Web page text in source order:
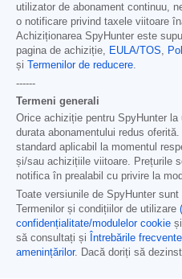
utilizator de abonament continuu,
o notificare privind taxele viitoare
Achiziționarea SpyHunter este
pagina de achiziție, EULA/TOS,
și
Termenilor de reducere.
------
Termeni generali
Orice achiziție pentru SpyHunter
durata abonamentului redus
standard aplicabil la momentul
și/sau achizițiile viitoare. Prețurile
notifica în prealabil cu privire la
Toate versiunile de SpyHunter
Termenilor și condițiilor de utilizare
confidențialitate/modulelor cookie și
să consultați și
Întrebările frecvente
amenințărilor. Dacă doriți să